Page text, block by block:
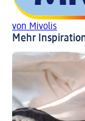
von Mivolis
Mehr